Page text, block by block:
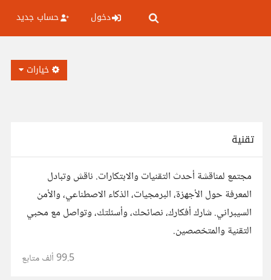
دخول حساب جديد
خيارات
تقنية
مجتمع لمناقشة أحدث التقنيات والابتكارات. ناقش وتبادل
المعرفة حول الأجهزة، البرمجيات، الذكاء الاصطناعي، والأمن
السيبراني. شارك أفكارك، نصائحك، وأسئلتك، وتواصل مع محبي
التقنية والمتخصصين.
99.5 ألف متابع